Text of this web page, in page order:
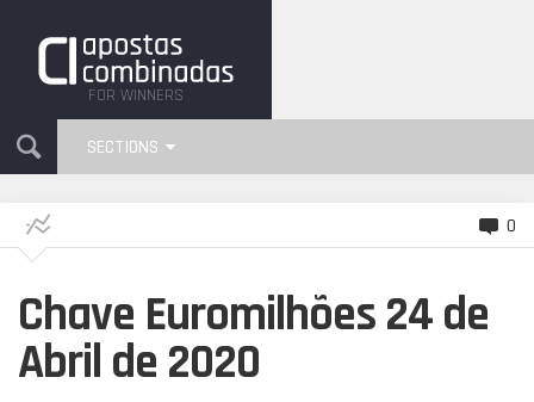
FOR WINNERS
SECTIONS
0
Chave Euromilhões 24 de
Abril de 2020